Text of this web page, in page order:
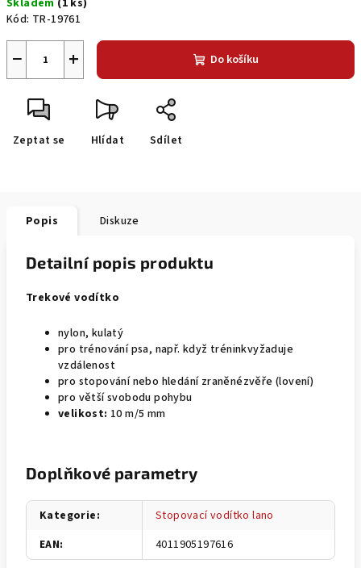
cena:
Skladem (1 ks)
Kód: TR-19761
+
− Do košíku
Zeptat se Hlídat Sdílet
Popis Diskuze
Detailní popis produktu
Trekové vodítko
nylon, kulatý
pro trénování psa, např. když tréninkvyžaduje
vzdálenost
pro stopování nebo hledání zraněnézvěře (lovení)
pro větší svobodu pohybu
velikost: 10 m/5 mm
Doplňkové parametry
Kategorie:
Stopovací vodítko lano
EAN: 4011905197616